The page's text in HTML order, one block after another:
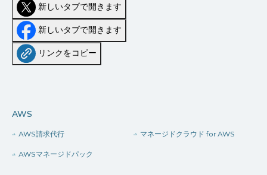
新しいタブで開きます
新しいタブで開きます
リンクをコピー
AWS
AWS請求代行 マネージドクラウド for AWS
AWSマネージドパック